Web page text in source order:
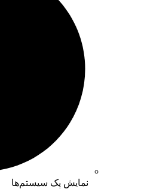
نمایش پک سیستم‌ها